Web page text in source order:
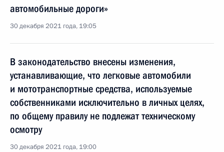
автомобильные дороги»
30 декабря 2021 года, 19:05
В законодательство внесены изменения,
устанавливающие, что легковые автомобили
и мототранспортные средства, используемые
собственниками исключительно в личных целях,
по общему правилу не подлежат техническому
осмотру
30 декабря 2021 года, 19:00